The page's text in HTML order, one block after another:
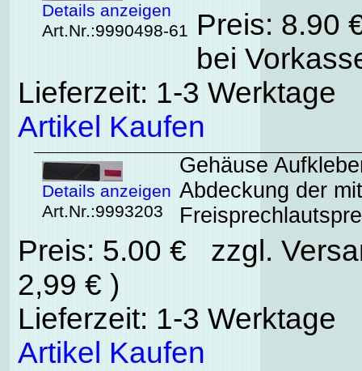
Details anzeigen
Art.Nr.:9990498-61 Preis: 8.90
bei
Lieferzeit: 1-3 Werktage
Artikel Kaufen
Details anzeigen
Art.Nr.:9993203
Gehäuse
Abdeckung der
Preis: 5.00 € zzgl.
2,99 € )
Lieferzeit: 1-3 Werktage
Artikel Kaufen